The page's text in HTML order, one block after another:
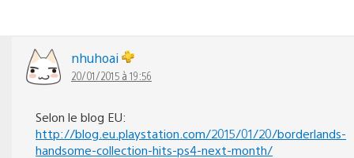
nhuhoai
20/01/2015 à 19:56
Selon le blog EU:
http://blog.eu.playstation.com/2015/01/20/borderlands-
handsome-collection-hits-ps4-next-month/